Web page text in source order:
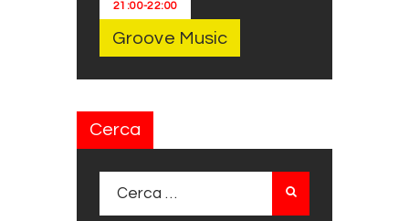
21:00-22:00
Groove Music
Cerca